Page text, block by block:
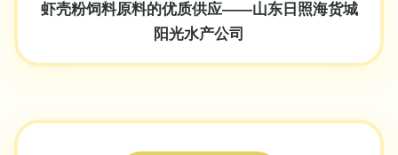
虾壳粉饲料原料的优质供应——山东日照海货城
阳光水产公司